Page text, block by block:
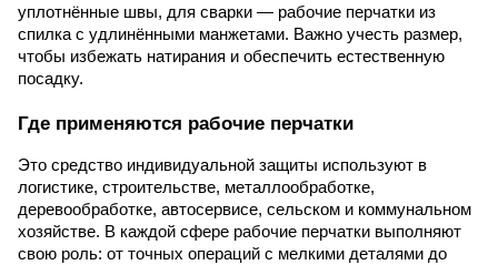
уплотнённые швы, для сварки — рабочие перчатки из
спилка с удлинёнными манжетами. Важно учесть размер,
чтобы избежать натирания и обеспечить естественную
посадку.
Где применяются рабочие перчатки
Это средство индивидуальной защиты используют в
логистике, строительстве, металлообработке,
деревообработке, автосервисе, сельском и коммунальном
хозяйстве. В каждой сфере рабочие перчатки выполняют
свою роль: от точных операций с мелкими деталями до